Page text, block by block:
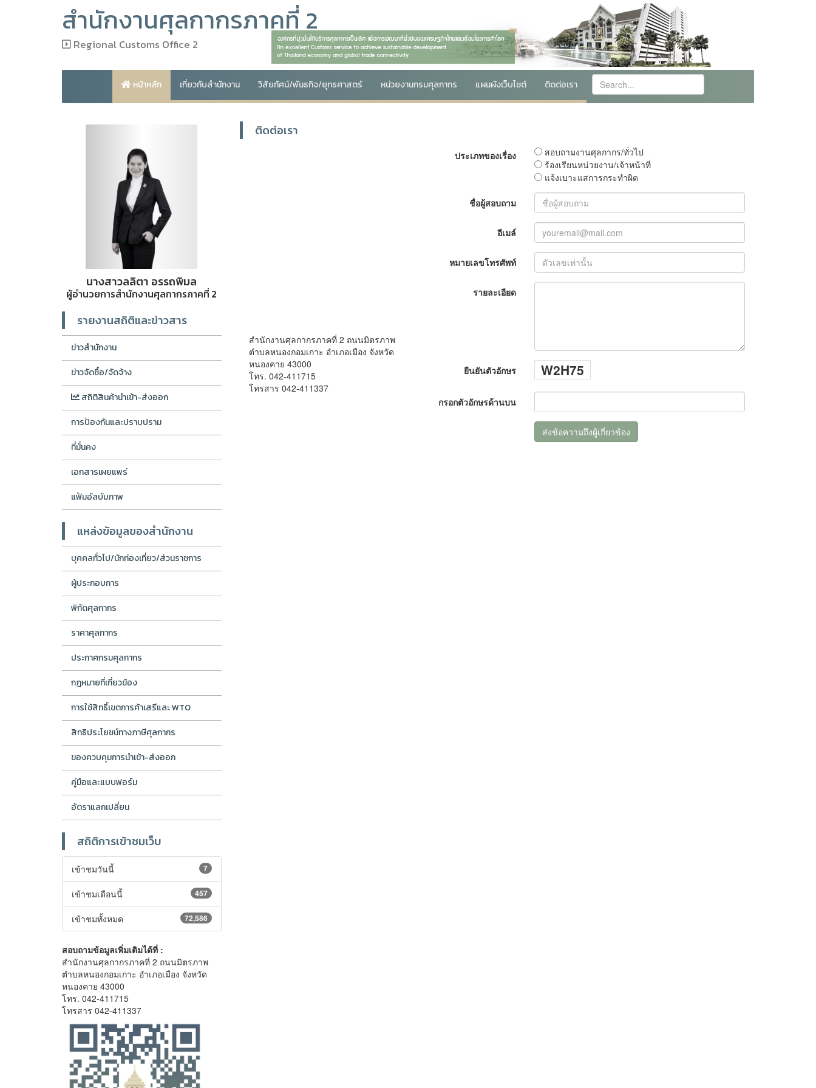
สำนักงานศุลกากรภาคที่ 2
Regional Customs Office 2
หน้าหลัก เกี่ยวกับสำนักงาน วิสัยทัศน์/พันธกิจ/ยุทธศาสตร์ หน่วยงานกรมศุลกากร แผนผังเว็บไซต์ ติดต่อเรา
นางสาวลลิตา อรรถพิมล
ผู้อำนวยการสำนักงานศุลกากรภาคที่ 2
รายงานสถิติและข่าวสาร
ข่าวสำนักงาน
ข่าวจัดซื้อ/จัดจ้าง
สถิติสินค้านำเข้า-ส่งออก
การป้องกันและปราบปราม
ที่มั่นคง
เอกสารเผยแพร่
แฟ้มอัลบัมภาพ
แหล่งข้อมูลของสำนักงาน
บุคคลทั่วไป/นักท่องเที่ยว/ส่วนราชการ
ผู้ประกอบการ
พิกัดศุลกากร
ราคาศุลกากร
ประกาศกรมศุลกากร
กฎหมายที่เกี่ยวข้อง
การใช้สิทธิ์เขตการค้าเสรีและ WTO
สิทธิประโยชน์ทางภาษีศุลกากร
ของควบคุมการนำเข้า-ส่งออก
คู่มือและแบบฟอร์ม
อัตราแลกเปลี่ยน
สถิติการเข้าชมเว็บ
7
เข้าชมวันนี้
457
เข้าชมเดือนนี้
72,586
เข้าชมทั้งหมด
สอบถามข้อมูลเพิ่มเติมได้ที่ :
สำนักงานศุลกากรภาคที่ 2 ถนนมิตรภาพ
ตำบลหนองกอมเกาะ อำเภอเมือง จังหวัด
หนองคาย 43000
โทร. 042-411715
โทรสาร 042-411337
ติดต่อเรา
สำนักงานศุลกากรภาคที่ 2 ถนนมิตรภาพ
ตำบลหนองกอมเกาะ อำเภอเมือง จังหวัด
หนองคาย 43000
โทร. 042-411715
โทรสาร 042-411337
ประเภทของเรื่อง
สอบถามงานศุลกากร/ทั่วไป
ร้องเรียนหน่วยงาน/เจ้าหน้าที่
แจ้งเบาะแสการกระทำผิด
ชื่อผู้สอบถาม
อีเมล์
หมายเลขโทรศัพท์
รายละเอียด
ยืนยันตัวอักษร W2H75
กรอกตัวอักษรด้านบน
ส่งข้อความถึงผู้เกี่ยวข้อง